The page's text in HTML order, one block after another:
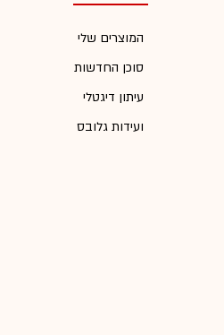
המוצרים שלי
סוכן החדשות
עיתון דיגטלי
ועידות גלובס